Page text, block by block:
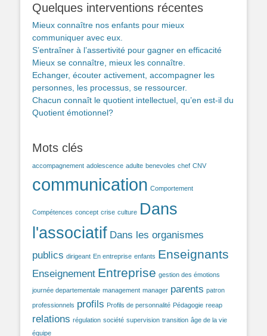
Quelques interventions récentes
Mieux connaître nos enfants pour mieux
communiquer avec eux.
S’entraîner à l’assertivité pour gagner en efficacité
Mieux se connaître, mieux les connaître.
Echanger, écouter activement, accompagner les
personnes, les processus, se ressourcer.
Chacun connaît le quotient intellectuel, qu’en est-il du
Quotient émotionnel?
Mots clés
accompagnement adolescence adulte benevoles chef CNV
communication Comportement
Compétences concept crise culture Dans
l'associatif Dans les organismes
publics dirigeant En entreprise enfants Enseignants
Enseignement Entreprise gestion des émotions
journée departementale management manager parents patron
professionnels profils Profils de personnalité Pédagogie reeap
relations régulation société supervision transition âge de la vie
équipe